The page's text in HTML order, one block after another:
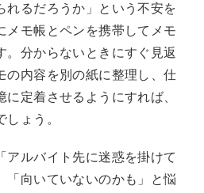
れるだろうか」という不安を
メモ帳とペンを携帯してメモ
。分からないときにすぐ見返
の内容を別の紙に整理し、仕
定着させるようにすれば、
ょう。
アルバイト先に迷惑を掛けて
「向いていないのかも」と悩